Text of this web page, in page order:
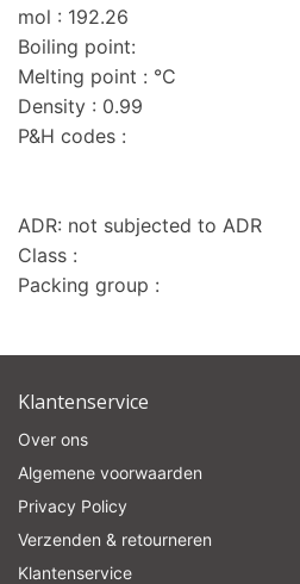
mol : 192.26
Boiling point:
Melting point : °C
Density : 0.99
P&H codes :
ADR: not subjected to ADR
Class :
Packing group :
Klantenservice
Over ons
Algemene voorwaarden
Privacy Policy
Verzenden & retourneren
Klantenservice